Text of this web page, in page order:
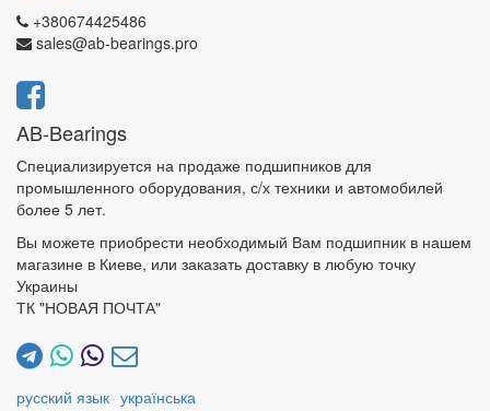
+380674425486
sales@ab-bearings.pro
AB-Bearings
Специализируется на продаже подшипников для
промышленного оборудования, с/х техники и автомобилей
более 5 лет.
Вы можете приобрести необходимый Вам подшипник в нашем
магазине в Киеве, или заказать доставку в любую точку
Украины
ТК "НОВАЯ ПОЧТА"
русский язык українська